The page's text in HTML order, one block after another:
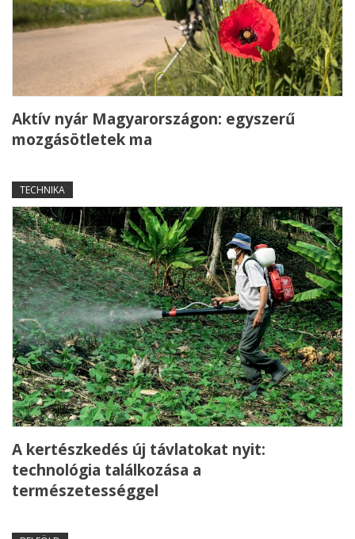
Aktív nyár Magyarországon: egyszerű
mozgásötletek ma
TECHNIKA
A kertészkedés új távlatokat nyit:
technológia találkozása a
természetességgel